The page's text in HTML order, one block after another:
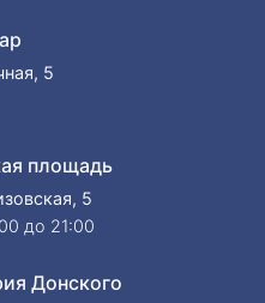
5
площадь
5
до 21:00
Донского